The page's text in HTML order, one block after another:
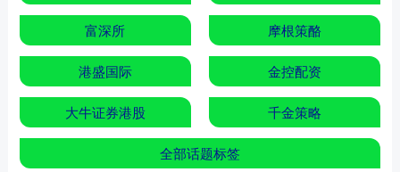
富深所 摩根策酪
港盛国际 金控配资
大牛证券港股 千金策略
全部话题标签